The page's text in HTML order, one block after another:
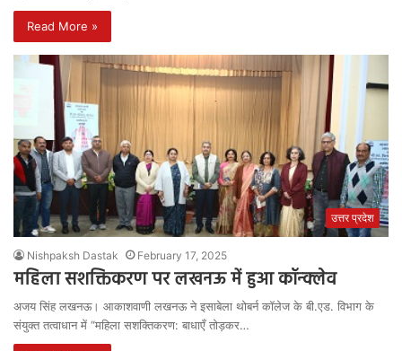
Read More »
उत्तर प्रदेश
Nishpaksh Dastak February 17, 2025
महिला सशक्तिकरण पर लखनऊ में हुआ कॉन्क्लेव
अजय सिंह लखनऊ। आकाशवाणी लखनऊ ने इसाबेला थोबर्न कॉलेज के बी.एड. विभाग के
संयुक्त तत्वाधान में “महिला सशक्तिकरण: बाधाएँ तोड़कर…